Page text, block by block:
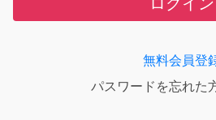
無料会員登
パスワードを忘れた